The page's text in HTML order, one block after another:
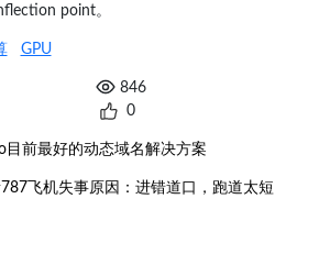
point。
GPU
846
0
前最好的动态域名解决方案
飞机失事原因：进错道口，跑道太短